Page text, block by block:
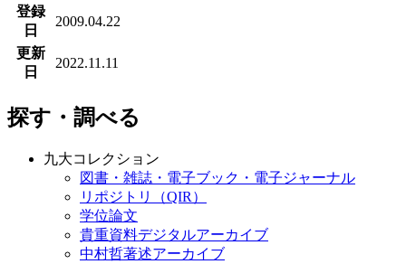
登録
日
2009.04.22
更新
日
2022.11.11
探す・調べる
九大コレクション
図書・雑誌・電子ブック・電子ジャーナル
リポジトリ（QIR）
学位論文
貴重資料デジタルアーカイブ
中村哲著述アーカイブ